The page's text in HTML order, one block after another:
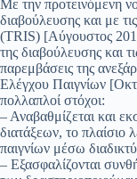
Με την προτεινόμενη
διαβούλευσης και με
(TRIS) [Αύγουστος
της διαβούλευσης και
παρεμβάσεις της
Ελέγχου Παιγνίων
πολλαπλοί στόχοι:
– Αναβαθμίζεται και
διατάξεων, το πλαίσιο
παιγνίων μέσω
– Εξασφαλίζονται